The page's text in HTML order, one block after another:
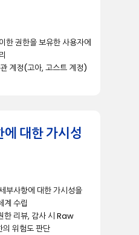
한권한을보유한 사용자에
계정(고아, 고스트 계정)
대한 가시성
부사항에 대한가시성을
계 수립
한 리뷰, 감사 시 Raw
의 위험도판단